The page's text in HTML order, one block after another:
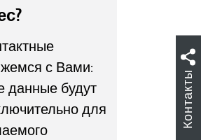
с Вами:
данные будут
для
Контакты